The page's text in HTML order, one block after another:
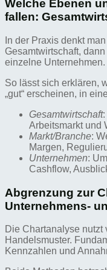
Welche Ebenen
fallen:
In der Praxis denkt
Gesamtwirtschaft,
einzelne Unternehmen.
So lässt sich erklären,
„gut“ erscheinen, in
Gesamtwirtschaft:
Arbeitsmarkt und
Markt/Branche:
Margen,
Unternehmen:
Cashflow,
Abgrenzung zur
Unternehmens-
Die Chartanalyse nutzt
Handelsmuster.
Kennzahlen und